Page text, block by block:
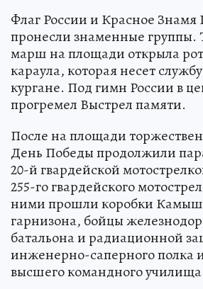
Флаг России и Красное Знамя
пронесли знаменные
марш на площади открыла
караула, которая несет
кургане. Под гимн России в
прогремел Выстрел памяти.
После на площади
День Победы продолжили
20-й гвардейской
255-го гвардейского
ними прошли коробки
гарнизона, бойцы
батальона и радиационной
инженерно-саперного полка
высшего командного